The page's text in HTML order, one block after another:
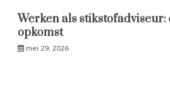
Werken als stikstofadviseur:
opkomst
mei 29, 2026